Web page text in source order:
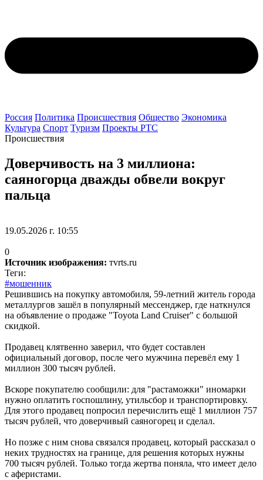
Россия Политика Происшествия Общество Экономика
Культура Спорт Туризм Проекты РТС
Происшествия
Доверчивость на 3 миллиона:
саяногорца дважды обвели вокруг
пальца
19.05.2026 г. 10:55
0
Источник изображения: тvrts.ru
Теги:
#мошенник
Решившись на покупку автомобиля, 59-летний житель города
металлургов зашёл в популярный мессенджер, где наткнулся
на объявление о продаже "Toyota Land Cruiser" с большой
скидкой.
Продавец клятвенно заверил, что будет составлен
официальный договор, после чего мужчина перевёл ему 1
миллион 300 тысяч рублей.
Вскоре покупателю сообщили: для "растаможки" иномарки
нужно оплатить госпошлину, утильсбор и транспортировку.
Для этого продавец попросил перечислить ещё 1 миллион 757
тысяч рублей, что доверчивый саяногорец и сделал.
Но позже с ним снова связался продавец, который рассказал о
неких трудностях на границе, для решения которых нужны
700 тысяч рублей. Только тогда жертва поняла, что имеет дело
с аферистами.